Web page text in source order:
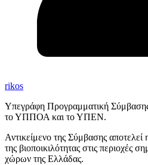
rikos
Υπεγράφη Προγραμματική
το ΥΠΠΟΑ και το ΥΠΕΝ.
Αντικείμενο της Σύμβασης αποτελεί
της βιοποικιλότητας στις περιοχές
χώρων της Ελλάδας.